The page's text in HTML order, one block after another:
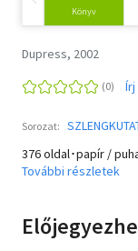
Könyv
Dupress, 2002
Sorozat:
376 oldal･papír /
További részletek